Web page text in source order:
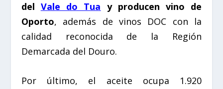
del Vale do Tua y producen vino de
Oporto, además de vinos DOC con la
calidad reconocida de la Región
Demarcada del Douro.
Por último, el aceite ocupa 1.920